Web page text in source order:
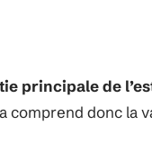
principale de
comprend donc la